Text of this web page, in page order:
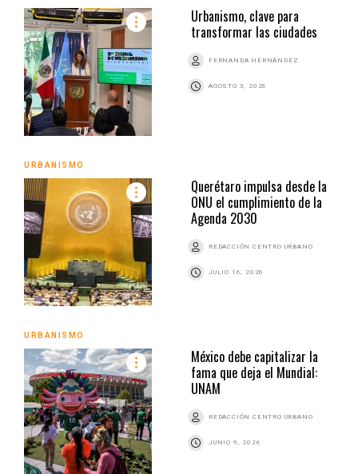
Urbanismo, clave para
transformar las ciudades
FERNANDA HERNÁNDEZ
AGOSTO 3, 2026
URBANISMO
Querétaro impulsa desde la
ONU el cumplimiento de la
Agenda 2030
REDACCIÓN CENTRO URBANO
JULIO 16, 2026
URBANISMO
México debe capitalizar la
fama que deja el Mundial:
UNAM
REDACCIÓN CENTRO URBANO
JUNIO 9, 2026